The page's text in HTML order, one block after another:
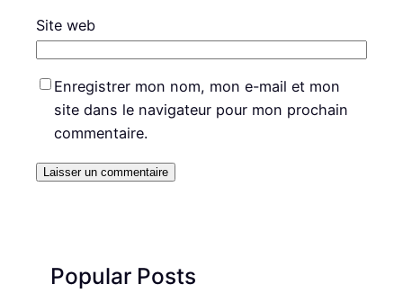
Site web
Enregistrer mon nom, mon e-mail et mon
site dans le navigateur pour mon prochain
commentaire.
Popular Posts